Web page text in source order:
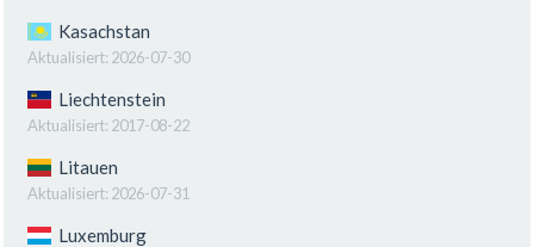
Kasachstan
Aktualisiert: 2026-07-30
Liechtenstein
Aktualisiert: 2017-08-22
Litauen
Aktualisiert: 2026-07-31
Luxemburg